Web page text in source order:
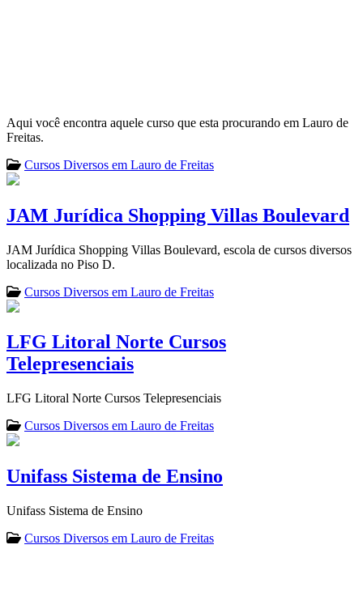
Aqui você encontra aquele curso que esta procurando em Lauro de
Freitas.
Cursos Diversos em Lauro de Freitas
JAM Jurídica Shopping Villas Boulevard
JAM Jurídica Shopping Villas Boulevard, escola de cursos diversos
localizada no Piso D.
Cursos Diversos em Lauro de Freitas
LFG Litoral Norte Cursos
Telepresenciais
LFG Litoral Norte Cursos Telepresenciais
Cursos Diversos em Lauro de Freitas
Unifass Sistema de Ensino
Unifass Sistema de Ensino
Cursos Diversos em Lauro de Freitas